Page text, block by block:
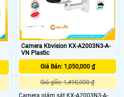
Camera Kbvision KX-A2003N3-A-
VN Plastic
Giá Bán: 1,050,000 ₫
Giá gốc: 1,490,000 ₫